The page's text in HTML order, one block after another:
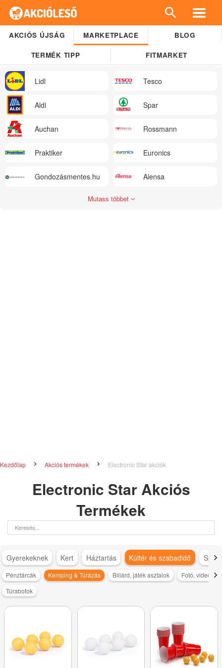
AKCIÓS ÚJSÁG MARKETPLACE BLOG
TERMÉK TIPP FITMARKET
Lidl Tesco
Aldi Spar
Auchan Rossmann
Praktiker Euronics
Gondozásmentes.hu Alensa
Mutass többet
Kezdőlap Akciós termékek Electronic Star akciók
Electronic Star Akciós
Termékek
Gyerekeknek Kert Háztartás Kültér és szabadidő
Pénztárcák Kemping & Túrázás Biliárd, játék asztalok
Fotó, videó
Túrabotok